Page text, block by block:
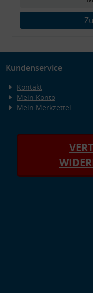
Kundenservice
Kontakt
Mein Konto
Mein Merkzettel